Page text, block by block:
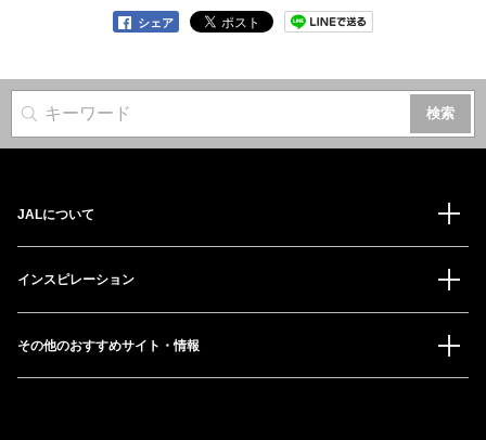
シェア
サイト内検索
JALについて
インスピレーション
その他のおすすめサイト・情報